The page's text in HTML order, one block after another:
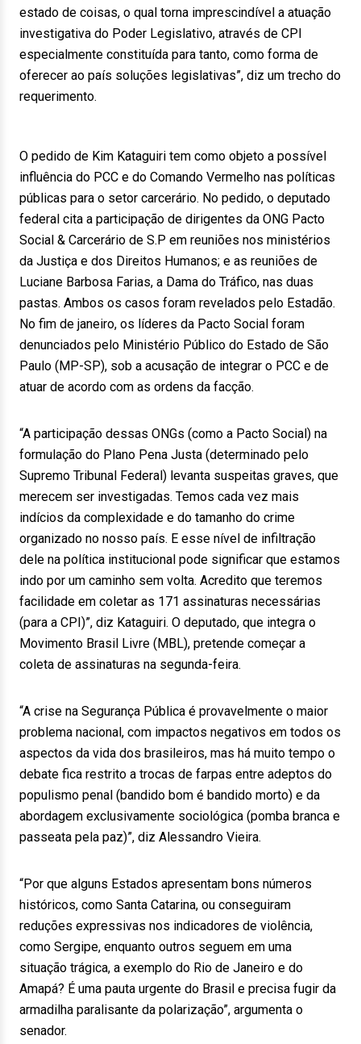
estado de coisas, o qual torna imprescindível a atuação
investigativa do Poder Legislativo, através de CPI
especialmente constituída para tanto, como forma de
oferecer ao país soluções legislativas”, diz um trecho do
requerimento.
O pedido de Kim Kataguiri tem como objeto a possível
influência do PCC e do Comando Vermelho nas políticas
públicas para o setor carcerário. No pedido, o deputado
federal cita a participação de dirigentes da ONG Pacto
Social & Carcerário de S.P em reuniões nos ministérios
da Justiça e dos Direitos Humanos; e as reuniões de
Luciane Barbosa Farias, a Dama do Tráfico, nas duas
pastas. Ambos os casos foram revelados pelo Estadão.
No fim de janeiro, os líderes da Pacto Social foram
denunciados pelo Ministério Público do Estado de São
Paulo (MP-SP), sob a acusação de integrar o PCC e de
atuar de acordo com as ordens da facção.
“A participação dessas ONGs (como a Pacto Social) na
formulação do Plano Pena Justa (determinado pelo
Supremo Tribunal Federal) levanta suspeitas graves, que
merecem ser investigadas. Temos cada vez mais
indícios da complexidade e do tamanho do crime
organizado no nosso país. E esse nível de infiltração
dele na política institucional pode significar que estamos
indo por um caminho sem volta. Acredito que teremos
facilidade em coletar as 171 assinaturas necessárias
(para a CPI)”, diz Kataguiri. O deputado, que integra o
Movimento Brasil Livre (MBL), pretende começar a
coleta de assinaturas na segunda-feira.
“A crise na Segurança Pública é provavelmente o maior
problema nacional, com impactos negativos em todos os
aspectos da vida dos brasileiros, mas há muito tempo o
debate fica restrito a trocas de farpas entre adeptos do
populismo penal (bandido bom é bandido morto) e da
abordagem exclusivamente sociológica (pomba branca e
passeata pela paz)”, diz Alessandro Vieira.
“Por que alguns Estados apresentam bons números
históricos, como Santa Catarina, ou conseguiram
reduções expressivas nos indicadores de violência,
como Sergipe, enquanto outros seguem em uma
situação trágica, a exemplo do Rio de Janeiro e do
Amapá? É uma pauta urgente do Brasil e precisa fugir da
armadilha paralisante da polarização”, argumenta o
senador.